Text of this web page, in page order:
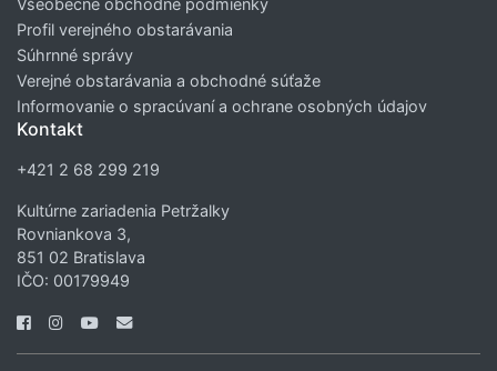
Profil verejného obstarávania
Súhrnné správy
Verejné obstarávania a obchodné súťaže
Informovanie o spracúvaní a ochrane osobných údajov
Kontakt
+421 2 68 299 219
Kultúrne zariadenia Petržalky
Rovniankova 3,
851 02 Bratislava
IČO: 00179949